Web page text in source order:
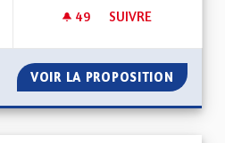
49 49 ABONNÉS
SUIVRE
VOIR LA PROPOSITION